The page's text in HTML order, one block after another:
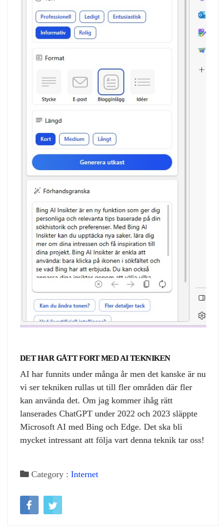
DET HAR GÅTT FORT MED AI TEKNIKEN
AI har funnits under många år men det kanske är nu
vi ser tekniken rullas ut till fler områden där fler
kan använda det. Om jag kommer ihåg rätt
lanserades ChatGPT under 2022 och 2023 släppte
Microsoft AI med Bing och Edge. Det ska bli
mycket intressant att följa vart denna teknik tar oss!
Category : Internet